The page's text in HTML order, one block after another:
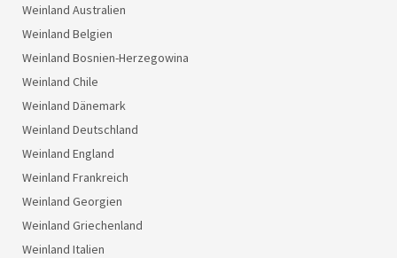
Weinland Australien
Weinland Belgien
Weinland Bosnien-Herzegowina
Weinland Chile
Weinland Dänemark
Weinland Deutschland
Weinland England
Weinland Frankreich
Weinland Georgien
Weinland Griechenland
Weinland Italien